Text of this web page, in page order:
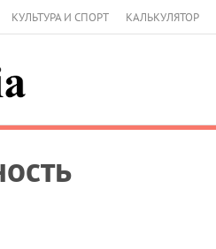
КУЛЬТУРА И СПОРТ КАЛЬКУЛЯТОР